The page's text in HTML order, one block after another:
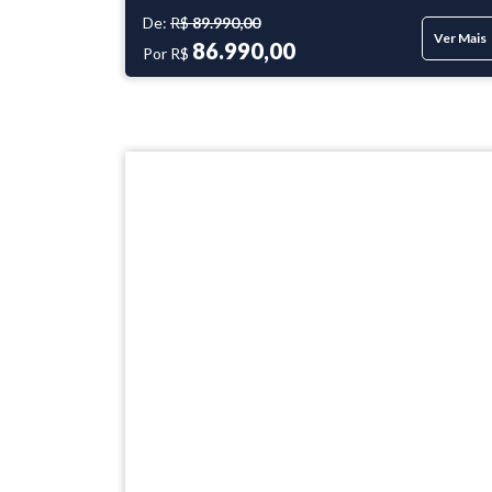
De: R$89.990,00
Por R$ 86.990,00 Ver Mais